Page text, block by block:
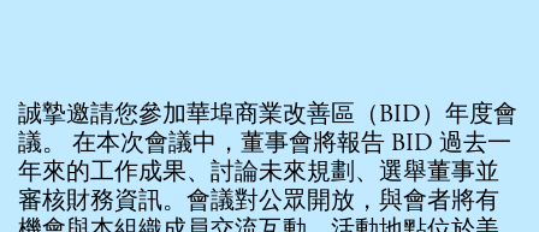
誠摯邀請您參加華埠商業改善區（BID）年度會
議。 在本次會議中，董事會將報告 BID 過去一
年來的工作成果、討論未來規劃、選舉董事並
審核財務資訊。會議對公眾開放，與會者將有